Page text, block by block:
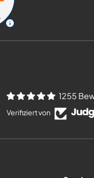
1255
Verifiziert von